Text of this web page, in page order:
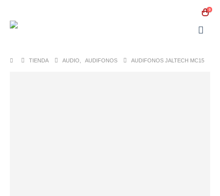
0
TIENDA AUDIO AUDIFONOS AUDIFONOS JALTECH MC15